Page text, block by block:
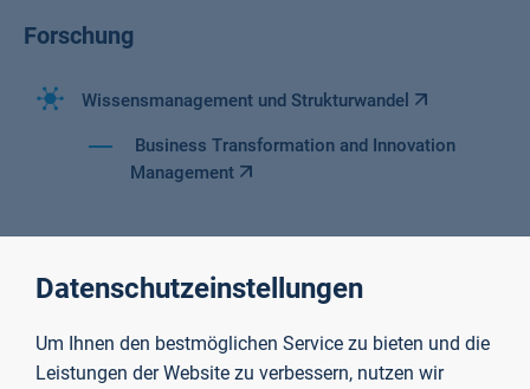
Forschung
Wissensmanagement und Strukturwandel
Business Transformation and Innovation
Management
Datenschutzeinstellungen
Um Ihnen den bestmöglichen Service zu bieten und die
Leistungen der Website zu verbessern, nutzen wir